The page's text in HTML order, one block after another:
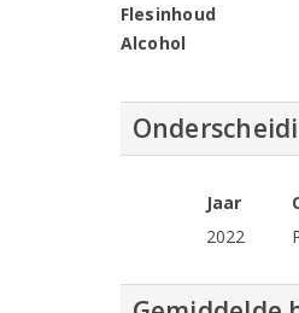
Flesinhoud
Alcohol
Jaar
2022